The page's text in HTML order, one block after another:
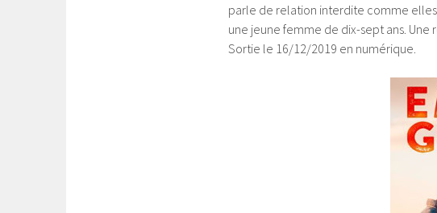
parle de relation interdite comme
une jeune femme de dix-sept ans.
Sortie le 16/12/2019 en numérique.